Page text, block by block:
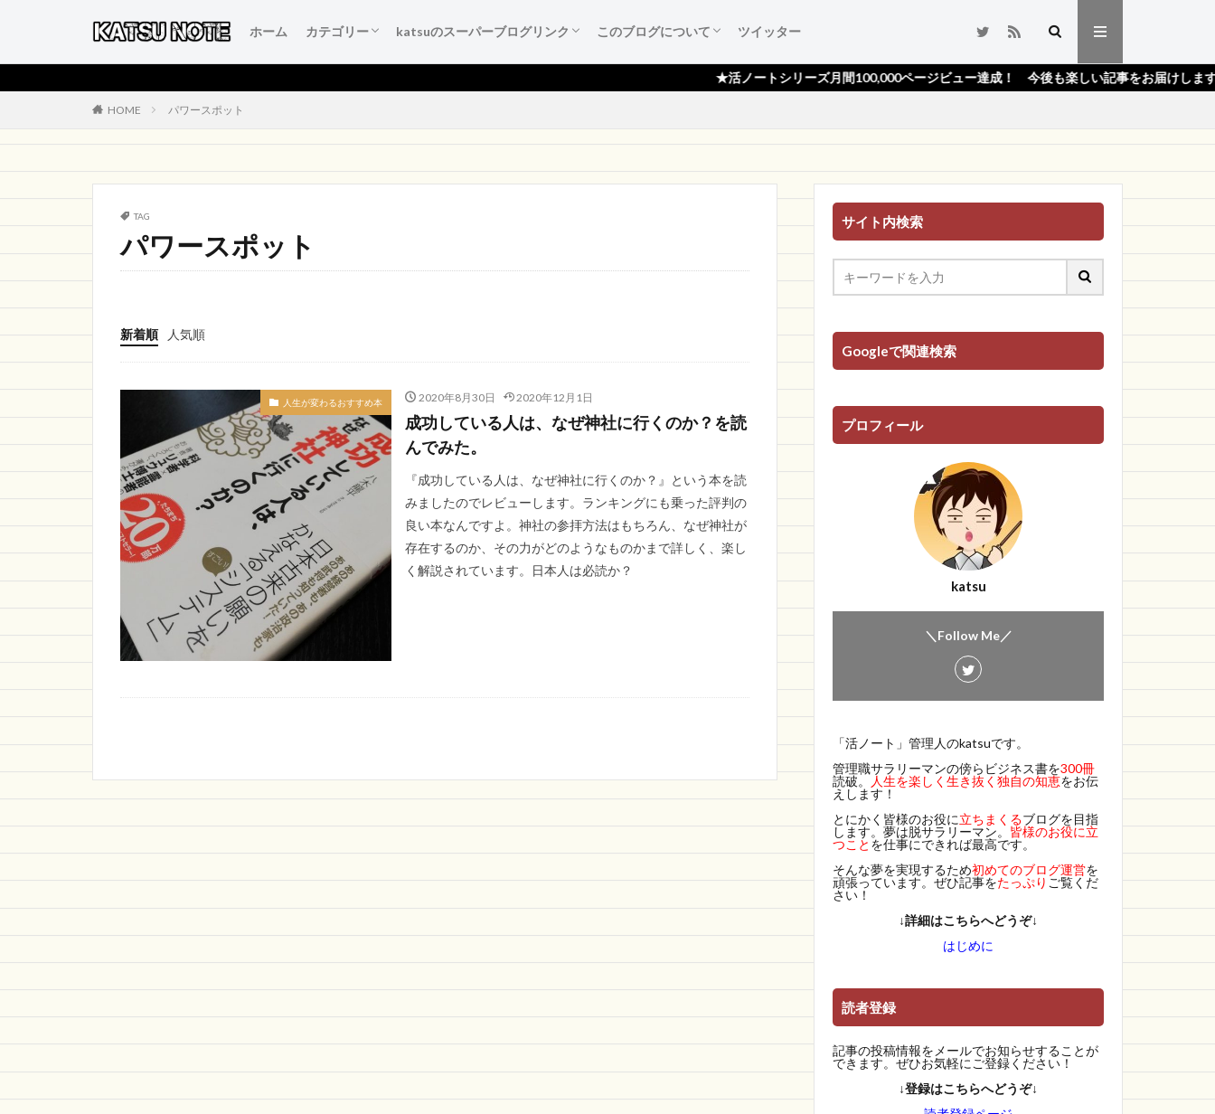
ホーム カテゴリー
人生を変える言葉たち
本当にいいものご紹介
得するおすすめ広告集
人生が変わるおすすめ本
初心者のブログ作成備忘録
katsuのスーパーブログリンク
katsuのスーパーブログリンク
katsuのスーパーブログリンクとは
katsuのスーパーブログリンク 登録依頼
このブログについて
ブログ『活ノート』のご紹介！
サイトマップ
プライバシーポリシー
読者登録ページ
スポンサー様のページ
お問い合わせ
ツイッター
★活ノートシリーズ月間100,000ページビュー達成！ 今後も楽しい記事をお届けします！★
HOME パワースポット
TAG
パワースポット
新着順 人気順
人生が変わるおすすめ本 2020年8月30日 2020年12月1日
成功している人は、なぜ神社に行くのか？を読
んでみた。
『成功している人は、なぜ神社に行くのか？』という本を読
みましたのでレビューします。ランキングにも乗った評判の
良い本なんですよ。神社の参拝方法はもちろん、なぜ神社が
存在するのか、その力がどのようなものかまで詳しく、楽し
く解説されています。日本人は必読か？
サイト内検索
Googleで関連検索
プロフィール
katsu
＼Follow Me／
「活ノート」管理人のkatsuです。
管理職サラリーマンの傍らビジネス書を300冊
読破。
人生を楽しく生き抜く独自の知恵をお伝
えします！
とにかく皆様のお役に立ちまくるブログを目指
します。夢は脱サラリーマン。 皆様のお役に立
つこと を仕事にできれば最高です。
そんな夢を実現するため初めてのブログ運営を
頑張っています。ぜひ記事をたっぷり ご覧くだ
さい！
↓詳細はこちらへどうぞ↓
はじめに
読者登録
記事の投稿情報をメールでお知らせすることが
できます。ぜひお気軽にご登録ください！
↓登録はこちらへどうぞ↓